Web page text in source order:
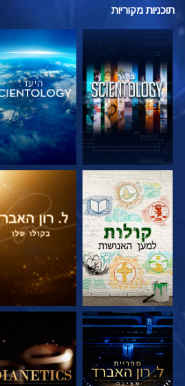
תוכניות מקוריות
בדוק את הסדרה בדוק את הסדרה
בדוק את הסדרה בדוק את הסדרה